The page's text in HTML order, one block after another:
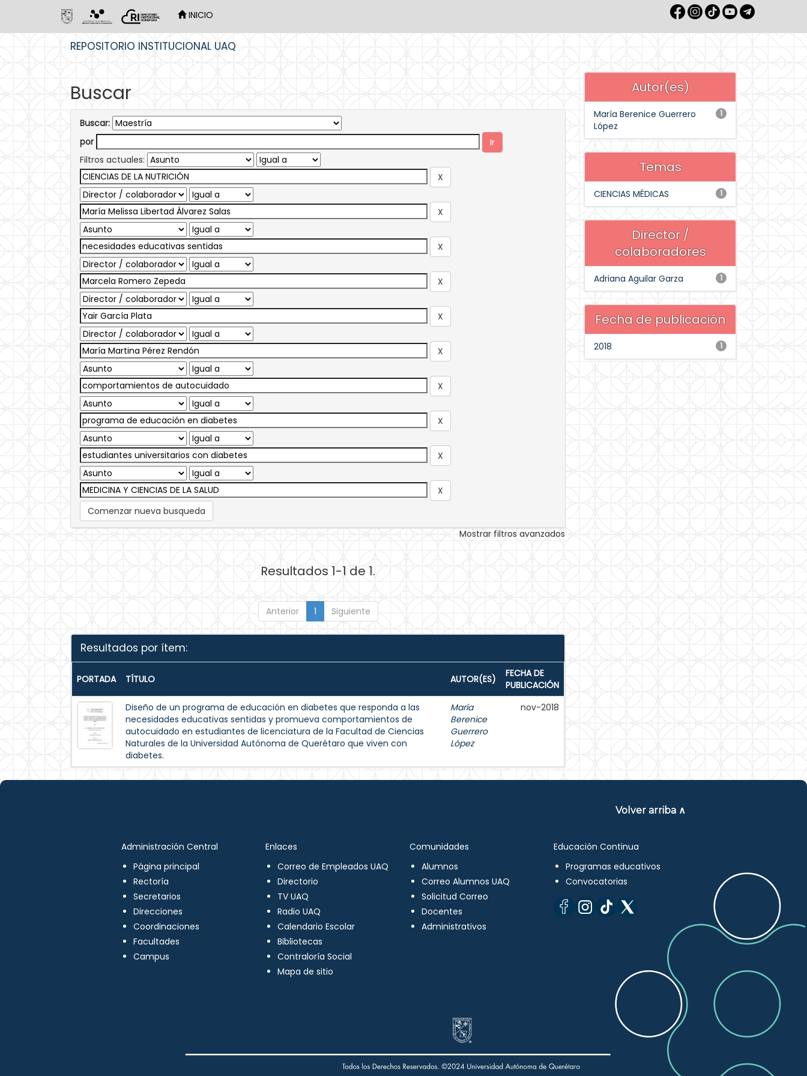
INICIO
REPOSITORIO INSTITUCIONAL UAQ
Buscar
Buscar:
por
Filtros actuales:
Comenzar nueva busqueda
Mostrar filtros avanzados
Resultados 1-1 de 1.
Anterior 1 Siguiente
Resultados por ítem:
PORTADA TÍTULO AUTOR(ES)
FECHA DE
PUBLICACIÓN
Diseño de un programa de educación en diabetes que responda a las
necesidades educativas sentidas y promueva comportamientos de
autocuidado en estudiantes de licenciatura de la Facultad de Ciencias
Naturales de la Universidad Autónoma de Querétaro que viven con
diabetes.
María
Berenice
Guerrero
López
nov-2018
Autor(es)
1
María Berenice Guerrero
López
Temas
1
CIENCIAS MÉDICAS
Director /
colaboradores
1
Adriana Aguilar Garza
Fecha de publicación
1
2018
Volver arriba ∧
Administración Central
Página principal
Rectoría
Secretarios
Direcciones
Coordinaciones
Facultades
Campus
Enlaces
Correo de Empleados UAQ
Directorio
TV UAQ
Radio UAQ
Calendario Escolar
Bibliotecas
Contraloría Social
Mapa de sitio
Comunidades
Alumnos
Correo Alumnos UAQ
Solicitud Correo
Docentes
Administrativos
Educación Continua
Programas educativos
Convocatorias